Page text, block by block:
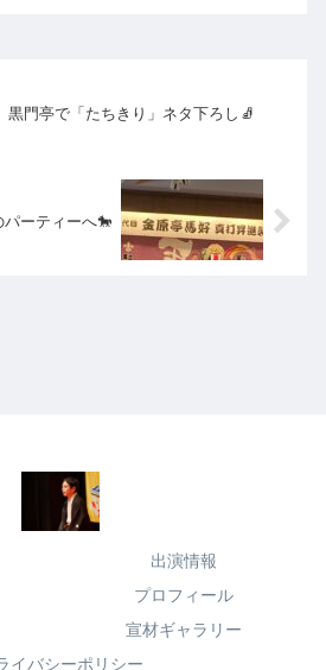
黒門亭で「たちきり」ネタ下ろし🧦
ーティーへ🐎
出演情報
プロフィール
宣材ギャラリー
イバシーポリシー